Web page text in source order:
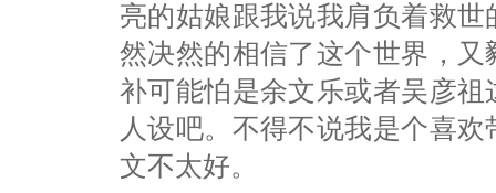
亮的姑娘跟我说我肩负着救
然决然的相信了这个世界，
补可能怕是余文乐或者吴彦
人设吧。不得不说我是个喜
文不太好。